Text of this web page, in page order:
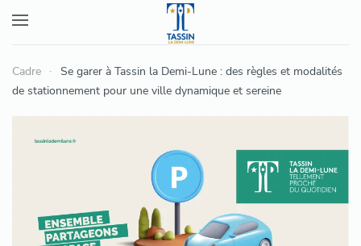
Cadre
Se garer à Tassin la Demi-Lune : des règles et modalités
de stationnement pour une ville dynamique et sereine